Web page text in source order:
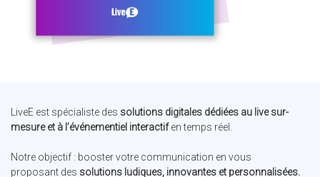
LiveE est spécialiste des solutions digitales dédiées au live sur-
mesure et à l’événementiel interactifen temps réel.
Notre objectif : booster votre communication en vous
proposant des solutions ludiques, innovantes et personnalisées.